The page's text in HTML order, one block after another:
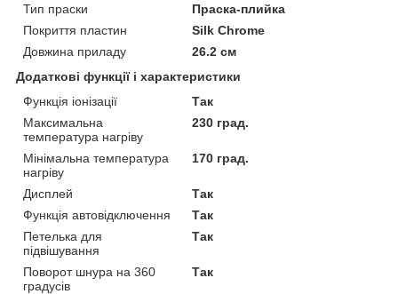
Тип праски
Праска-плийка
Покриття пластин
Silk Chrome
Довжина приладу
26.2 см
Додаткові функції і характеристики
Функція іонізації
Так
Максимальна
температура нагріву
230 град.
Мінімальна температура
нагріву
170 град.
Дисплей
Так
Функція автовідключення
Так
Петелька для
підвішування
Так
Поворот шнура на 360
градусів
Так